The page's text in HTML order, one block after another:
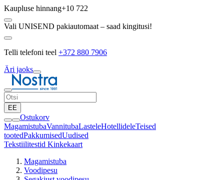
Kaupluse hinnang+10 722
Vali UNISEND pakiautomaat – saad kingitusi!
Telli telefoni teel +372 880 7906
Äri jaoks
EE
Ostukorv
MagamistubaVannitubaLasteleHotellideleTeised
tootedPakkumisedUudised
Tekstiilitestid Kinkekaart
Magamistuba
Voodipesu